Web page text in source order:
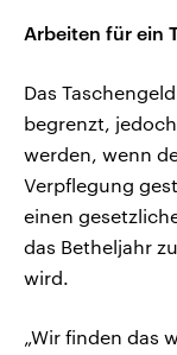
Arbeiten für ein
Das
begrenzt,
werden, wenn
Verpflegung
einen
das Betheljahr
wird.
„Wir finden das